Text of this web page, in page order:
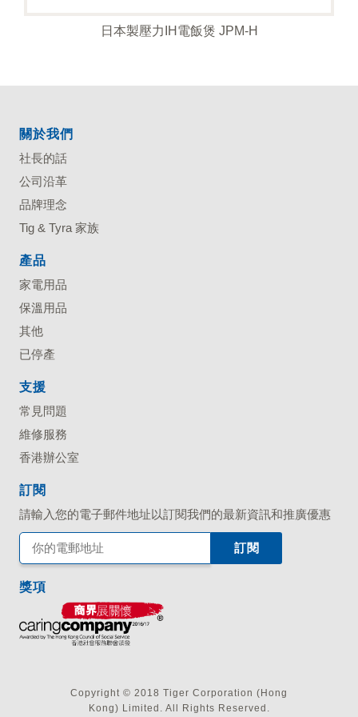
日本製壓力IH電飯煲 JPM-H
關於我們
社長的話
公司沿革
品牌理念
Tig & Tyra 家族
產品
家電用品
保溫用品
其他
已停產
支援
常見問題
維修服務
香港辦公室
訂閱
請輸入您的電子郵件地址以訂閱我們的最新資訊和推廣優惠
獎項
Copyright © 2018 Tiger Corporation (Hong
Kong) Limited. All Rights Reserved.